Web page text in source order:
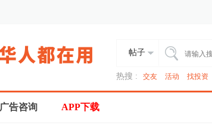
帖子
热搜 : 交友 活动 找投资
广告咨询 APP下载